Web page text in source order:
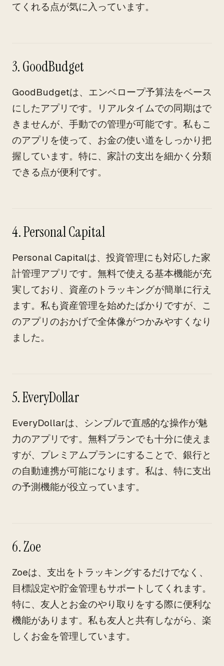
てくれる点が気に入っています。
3. GoodBudget
GoodBudgetは、エンベロープ予算法をベース
にしたアプリです。リアルタイムでの同期はで
きませんが、手動での管理が可能です。私もこ
のアプリを使って、お金の使い道をしっかり把
握しています。特に、家計の支出を細かく分類
できる点が便利です。
4. Personal Capital
Personal Capitalは、投資管理にも対応した家
計管理アプリです。無料で使える基本機能が充
実しており、資産のトラッキングが簡単に行え
ます。私も資産管理を始めたばかりですが、こ
のアプリのおかげで全体像がつかみやすくなり
ました。
5. EveryDollar
EveryDollarは、シンプルで直感的な操作が魅
力のアプリです。無料プランでも十分に使えま
すが、プレミアムプランにすることで、銀行と
の自動連携が可能になります。私は、特に支出
の予測機能が役立っています。
6. Zoe
Zoeは、支出をトラッキングするだけでなく、
目標設定や貯金管理もサポートしてくれます。
特に、友人とお金のやり取りをする際に便利な
機能があります。私も友人と共有しながら、楽
しくお金を管理しています。